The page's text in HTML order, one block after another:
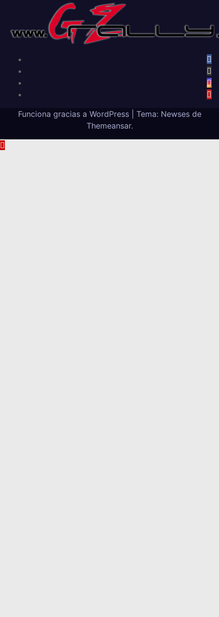
Funciona gracias a WordPress
Tema: Newses de
Themeansar.